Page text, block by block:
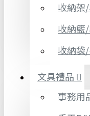
收納架
收納籃
收納袋
文具禮品
事務用